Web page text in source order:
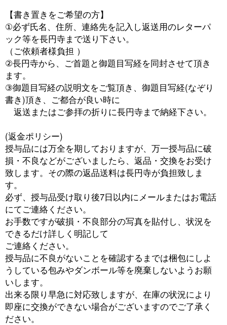
【書き置きをご希望の方】
①必ず氏名、住所、連絡先を記入し返送用のレターパ
ック等を長円寺まで送り下さい。
（ご依頼者様負担 ）
②長円寺から、ご首題と御題目写経を同封させて頂き
ます。
③御題目写経の説明文をご覧頂き、御題目写経(なぞり
書き)頂き、ご都合が良い時に
返送またはご参拝の折りに長円寺まで納経下さい。
(返金ポリシー)
授与品には万全を期しておりますが、万一授与品に破
損・不良などがございましたら、返品・交換をお受け
致します。その際の返品送料は長円寺が負担致しま
す。
必ず、授与品受け取り後7日以内にメールまたはお電話
にてご連絡ください。
お手数ですが破損・不良部分の写真を貼付し、状況を
できるだけ詳しく明記して
ご連絡ください。
授与品に不良がないことを確認するまでは梱包にしよ
うしている包みやダンボール等を廃棄しないようお願
いします。
出来る限り早急に対応致しますが、在庫の状況により
即座に交換ができない場合がございますのでご了承く
ださい。